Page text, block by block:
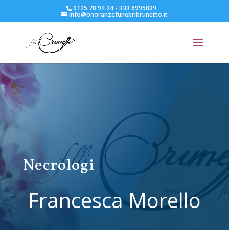
0125 78 94 24 - 333 6995839
info@onoranzefunebribrunetto.it
Necrologi
Francesca Morello